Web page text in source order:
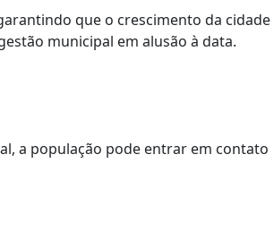
que o crescimento da cidade
municipal em alusão à data.
a população pode entrar em contato